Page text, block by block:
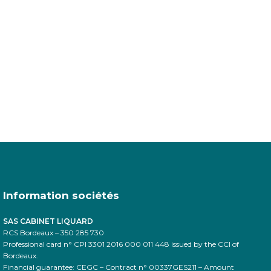
Information sociétés
SAS CABINET LIQUARD
RCS Bordeaux – 350 285 730
Professional card n° CPI 3301 2016 000 011 448 issued by the CCI of
Bordeaux.
Financial guarantee: CEGC – Contract n° 00337GES211 – Amount